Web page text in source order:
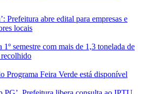
Prefeitura abre edital para empresas e
locais
1º semestre com mais de 1,3 tonelada de
Programa Feira Verde está disponível